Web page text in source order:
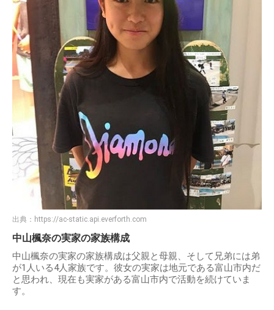
出典： https://ac-static.api.everforth.com
中山楓奈の実家の家族構成
中山楓奈の実家の家族構成は父親と母親、そして兄弟には弟
が1人いる4人家族です。彼女の実家は地元である富山市内だ
と思われ、現在も実家がある富山市内で活動を続けていま
す。